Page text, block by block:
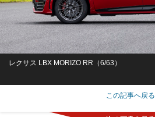
レクサス LBX MORIZO RR（6/63）
この記事へ戻る